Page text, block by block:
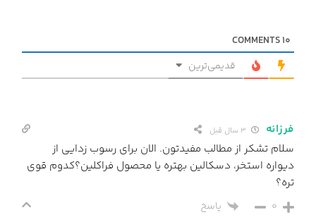
10
قدیمی‌ترین
فرزانه
سلام تشکر از مطالب مفیدتون. الان برای رسوب زدایی از
دیواره استخر، دسکالین بهتره یا محصول فراکلین؟کدوم قوی
تره؟
0 پاسخ